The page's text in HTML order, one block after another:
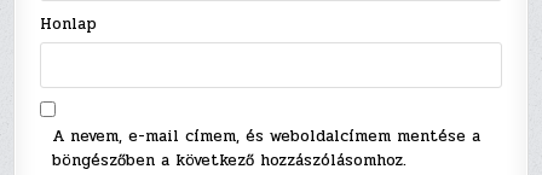
Honlap
A nevem, e-mail címem, és weboldalcímem mentése a
böngészőben a következő hozzászólásomhoz.